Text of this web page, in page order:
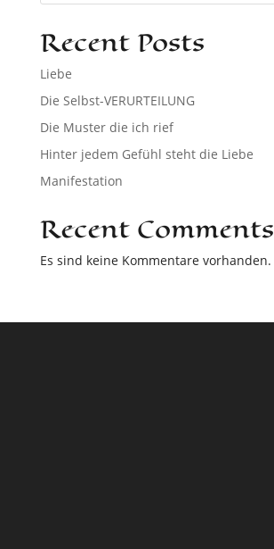
Recent Posts
Liebe
Die Selbst-VERURTEILUNG
Die Muster die ich rief
Hinter jedem Gefühl steht die Liebe
Manifestation
Recent Comments
Es sind keine Kommentare vorhanden.